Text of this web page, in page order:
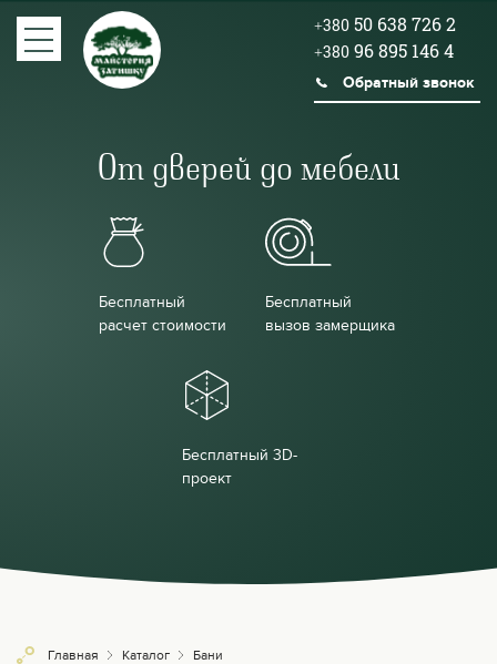
+380 50 638 726 2
+380 96 895 146 4
Обратный звонок
От дверей до мебели
Бесплатный
расчет стоимости
Бесплатный
вызов замерщика
Бесплатный 3D-
проект
Главная Каталог Бани